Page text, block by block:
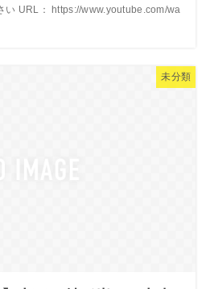
い URL： https://www.youtube.com/wa
未分類